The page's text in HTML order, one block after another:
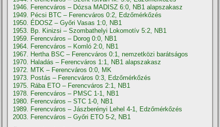
1946. Ferencváros – Dózsa MADISZ 6:0, NB1 alapszakasz
1949. Pécsi BTC – Ferencváros 0:2, Edzőmérkőzés
1950. ÉDOSZ – Győri Vasas 1:0, NB1
1953. Bp. Kinizsi – Szombathelyi Lokomotív 5:2, NB1
1959. Ferencváros – Dorog 0:0, NB1
1964. Ferencváros – Komló 2:0, NB1
1967. Hertha BSC – Ferencváros 0:1, nemzetközi barátságos
1970. Haladás – Ferencváros 1:1, NB1 alapszakasz
1972. MTK – Ferencváros 0:0, MK
1973. Postás – Ferencváros 0:3, Edzőmérkőzés
1975. Rába ETO – Ferencváros 2:1, NB1
1978. Ferencváros – PMSC 1-1, NB1
1980. Ferencváros – STC 1-0, NB1
1989. Ferencváros – Jászberényi Lehel 4-1, Edzőmérkőzés
2003. Ferencváros – Győri ETO 5-2, NB1